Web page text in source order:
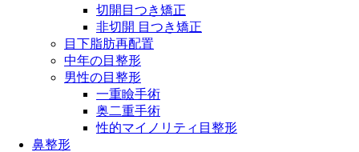
切開目つき矯正
非切開 目つき矯正
目下脂肪再配置
中年の目整形
男性の目整形
一重瞼手術
奥二重手術
性的マイノリティ目整形
鼻整形